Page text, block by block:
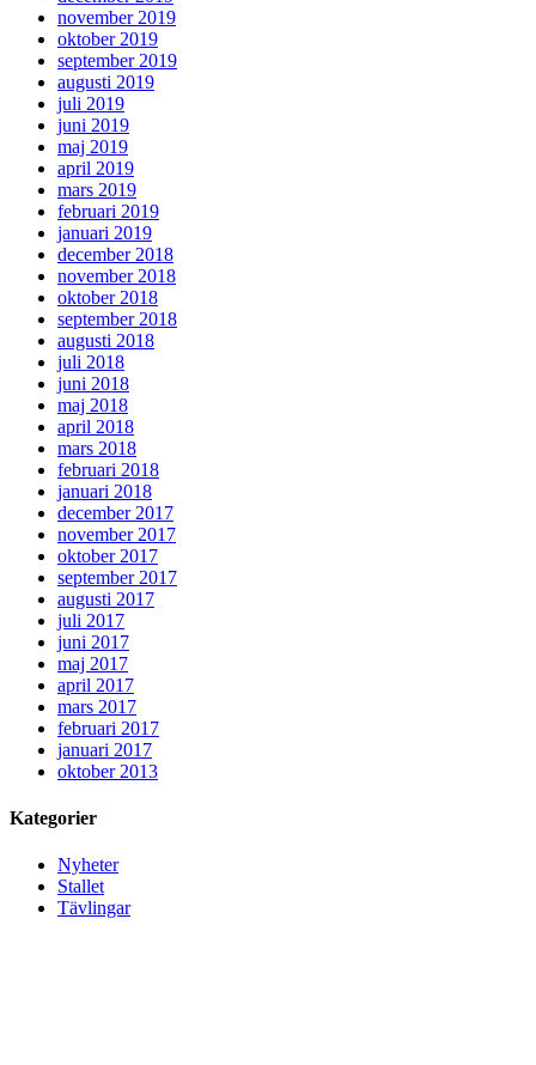
november 2019
oktober 2019
september 2019
augusti 2019
juli 2019
juni 2019
maj 2019
april 2019
mars 2019
februari 2019
januari 2019
december 2018
november 2018
oktober 2018
september 2018
augusti 2018
juli 2018
juni 2018
maj 2018
april 2018
mars 2018
februari 2018
januari 2018
december 2017
november 2017
oktober 2017
september 2017
augusti 2017
juli 2017
juni 2017
maj 2017
april 2017
mars 2017
februari 2017
januari 2017
oktober 2013
Kategorier
Nyheter
Stallet
Tävlingar